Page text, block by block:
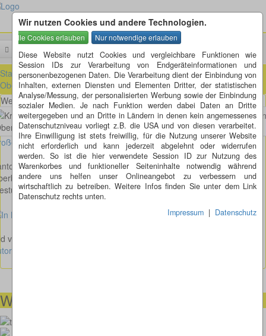
Wir nutzen Cookies und andere Technologien.
Diese Website nutzt Cookies und vergleichbare Funktionen wie
Session IDs zur Verarbeitung von Endgeräteinformationen und
personenbezogenen Daten. Die Verarbeitung dient der Einbindung von
Inhalten, externen Diensten und Elementen Dritter, der statistischen
Analyse/Messung, der personalisierten Werbung sowie der Einbindung
sozialer Medien. Je nach Funktion werden dabei Daten an Dritte
weitergegeben und an Dritte in Ländern in denen kein angemessenes
Datenschutzniveau vorliegt z.B. die USA und von diesen verarbeitet.
Ihre Einwilligung ist stets freiwillig, für die Nutzung unserer Website
nicht erforderlich und kann jederzeit abgelehnt oder widerrufen
werden. So ist die hier verwendete Session ID zur Nutzung des
Warenkorbes und funktioneller Seiteninhalte notwendig während
andere uns helfen unser Onlineangebot zu verbessern und
wirtschaftlich zu betreiben. Weitere Infos finden Sie unter dem Link
Datenschutz rechts unten.
Impressum | Datenschutz
Startseite » ausländische Kreisel » Schweiz » St. Gallen (SG) »
Oberbüren (SG)
Westumfahrung - Sonntentalstrasse - Unterdorf in Oberbüren
Bild anzeigen
St. Gallen
- Sonntentalstrasse - Unterdorf
von Patrick Brauns
Journalist & Texter
Wir helfen Ihnen gerne weiter